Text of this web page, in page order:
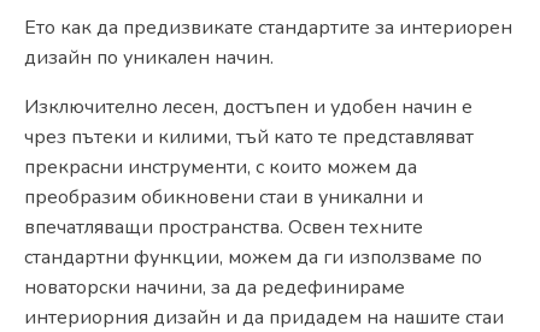
Ето как да предизвикате стандартите за интериорен
дизайн по уникален начин.
Изключително лесен, достъпен и удобен начин е
чрез пътеки и килими, тъй като те представляват
прекрасни инструменти, с които можем да
преобразим обикновени стаи в уникални и
впечатляващи пространства. Освен техните
стандартни функции, можем да ги използваме по
новаторски начини, за да редефинираме
интериорния дизайн и да придадем на нашите стаи